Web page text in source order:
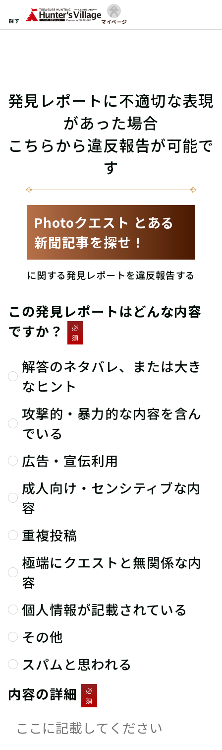
探す マイページ
発見レポートに不適切な表現
があった場合
こちらから違反報告が可能で
す
Photoクエスト とある
新聞記事を探せ！
に関する発見レポートを違反報告する
この発見レポートはどんな内容
ですか？
必
須
解答のネタバレ、または大き
なヒント
攻撃的・暴力的な内容を含ん
でいる
広告・宣伝利用
成人向け・センシティブな内
容
重複投稿
極端にクエストと無関係な内
容
個人情報が記載されている
その他
スパムと思われる
内容の詳細
必
須